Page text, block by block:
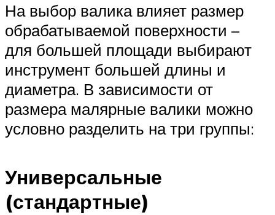
На выбор валика влияет размер
обрабатываемой поверхности –
для большей площади выбирают
инструмент большей длины и
диаметра. В зависимости от
размера малярные валики можно
условно разделить на три группы:
Универсальные
(стандартные)